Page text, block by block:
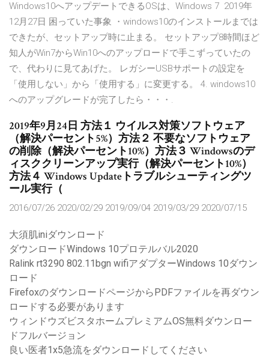
Windows10へアップデートできるOSは、Windows 7 2019年
12月27日 困っていた事象 ・windows10のインストールまでは
できたが、セットアップ時に止まる。 セットアップ8時間ほど
知人がWin7からWin10へのアップロードで手こずっていたの
で、代わりに見てあげた。 レガシーUSBサポートの設定を
「使用しない」から「使用する」に変更する。 4. windows10
へのアップグレードが完了したら・・・.
2019年9月24日 方法１ ウイルス対策ソフトウェア
（解決パーセント5%）方法２ 不要なソフトウェア
の削除（解決パーセント10%）方法３ Windowsのデ
ィスククリーンアップ実行（解決パーセント10%）
方法４ Windows Updateトラブルシューティングツ
ール実行（
2016/07/26 2020/02/29 2019/09/04 2019/03/29 2020/07/15
大須肌iniダウンロード
ダウンロードWindows 10プロテルバル2020
Ralink rt3290 802.11bgn wifiアダプターWindows 10ダウン
ロード
FirefoxのダウンロードページからPDFファイルを再ダウン
ロードする必要があります
ウィンドウズビスタホームプレミアムOS無料ダウンロー
ドフルバージョン
良い医者1x5急流をダウンロードしてください